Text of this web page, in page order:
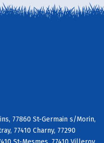
77860 St-Germain s/Morin,
77410 Charny, 77290